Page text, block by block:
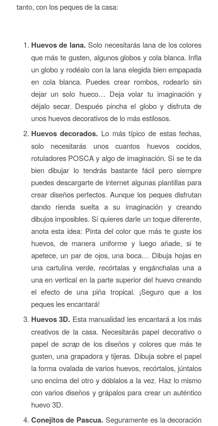
tanto, con los peques de la casa:
Huevos de lana. Solo necesitarás lana de los colores
que más te gusten, algunos globos y cola blanca. Infla
un globo y rodéalo con la lana elegida bien empapada
en cola blanca. Puedes crear rombos, rodearlo sin
dejar un solo hueco… Deja volar tu imaginación y
déjalo secar. Después pincha el globo y disfruta de
unos huevos decorativos de lo más estilosos.
Huevos decorados. Lo más típico de estas fechas,
solo necesitarás unos cuantos huevos cocidos,
rotuladores POSCA y algo de imaginación. Si se te da
bien dibujar lo tendrás bastante fácil pero siempre
puedes descargarte de internet algunas plantillas para
crear diseños perfectos. Aunque los peques disfrutan
dando rienda suelta a su imaginación y creando
dibujos imposibles. Si quieres darle un toque diferente,
anota esta idea: Pinta del color que más te guste los
huevos, de manera uniforme y luego añade, si te
apetece, un par de ojos, una boca… Dibuja hojas en
una cartulina verde, recórtalas y engánchalas una a
una en vertical en la parte superior del huevo creando
el efecto de una piña tropical. ¡Seguro que a los
peques les encantará!
Huevos 3D. Esta manualidad les encantará a los más
creativos de la casa. Necesitarás papel decorativo o
papel de scrapde los diseños y colores que más te
gusten, una grapadora y tijeras. Dibuja sobre el papel
la forma ovalada de varios huevos, recórtalos, júntalos
uno encima del otro y dóblalos a la vez. Haz lo mismo
con varios diseños y grápalos para crear un auténtico
huevo 3D.
Conejitos de Pascua. Seguramente es la decoración